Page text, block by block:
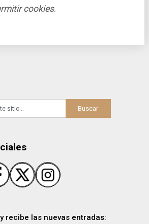
cookies.
recibe las nuevas entradas: